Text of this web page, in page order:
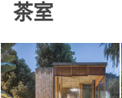
茶室